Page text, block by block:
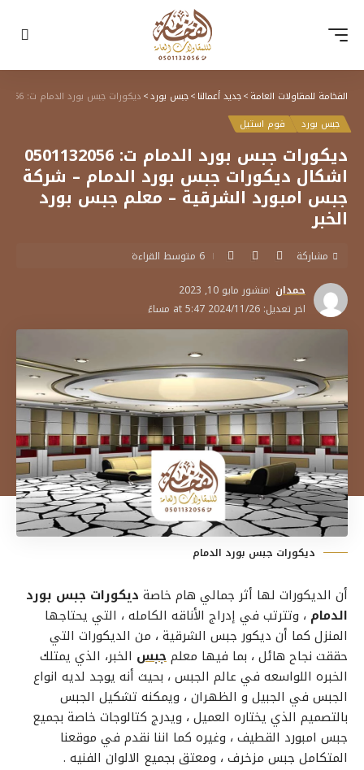
الفخامة للمقاولات العامة>جديد أعمالنا>جبس بورد>ديكورات جبس بورد الدمام ت: 0501132056 اشكال ديكورات جبس بورد الدمام – شركة جبس امبورد الشرقية – معلم جبس بورد الخبر
جبس بورد
فوم استيل
ديكورات جبس بورد الدمام ت: 0501132056
اشكال ديكورات جبس بورد الدمام – شركة
جبس امبورد الشرقية – معلم جبس بورد
الخبر
اخر تعديل: 2024/11/26 at 5:47 مساءً
حمدان منشور مايو 10, 2023
مشاركة 6 متوسط القراءة
ديكورات جبس بورد الدمام
أن الديكورات لها أثر جمالي هام خاصة ديكورات جبس بورد
الدمام ، وتترتب في إدراج الأناقه الكامله ، التي يحتاجها
المنزل كما أن ديكور جبس الشرقية، من الديكورات التي
حققت نجاح هائل ، بما فيها معلمجبس الخبر، الذي يمتلك
الخبره اللواسعه في عالم الجبس ، بحيث أنه يوجد لديه انواع
الجبس في الجبيل و الظهران ، ويمكنه تشكيل الجبس
بالتصميم الذي يختاره العميل ، ويدرج كتالوجات خاصة بجميع
جبس امبورد القطيف، وغيره كما اننا نقدم في موقعنا
المتكامل جبس مزخرف، ومعتق بجميع الالوان الفنيه .